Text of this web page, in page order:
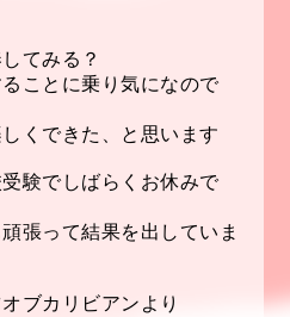
てみる？
ことに乗り気になので
くできた、と思います
験でしばらくお休みで
張って結果を出していま
ブカリビアンより